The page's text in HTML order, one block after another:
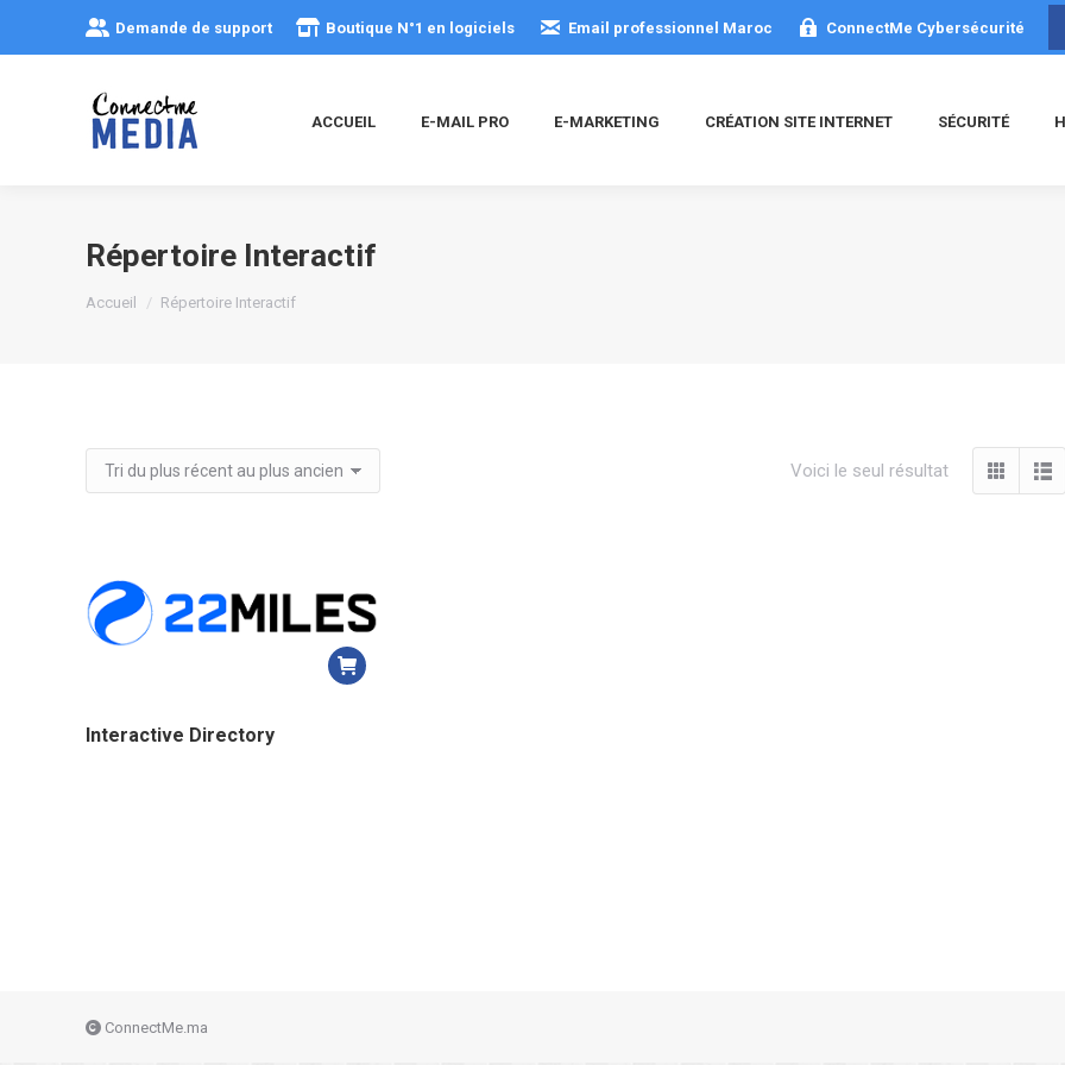
Demande de support Boutique N°1 en logiciels Email professionnel Maroc ConnectMe Cybersécurité
ACCUEIL E-MAIL PRO E-MARKETING CRÉATION SITE INTERNET SÉCURITÉ
Répertoire Interactif
Vous êtes ici :
Accueil Répertoire Interactif
Voici le seul résultat
Interactive Directory
ConnectMe.ma